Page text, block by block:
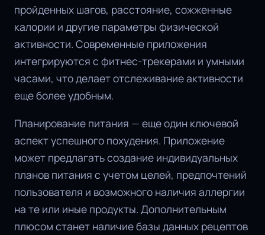
пройденных шагов, расстояние, сожженные
калории и другие параметры физической
активности. Современные приложения
интегрируются с фитнес-трекерами и умными
часами, что делает отслеживание активности
еще более удобным.
Планирование питания — еще один ключевой
аспект успешного похудения. Приложение
может предлагать создание индивидуальных
планов питания с учетом целей, предпочтений
пользователя и возможного наличия аллергии
на те или иные продукты. Дополнительным
плюсом станет наличие базы данных рецептов